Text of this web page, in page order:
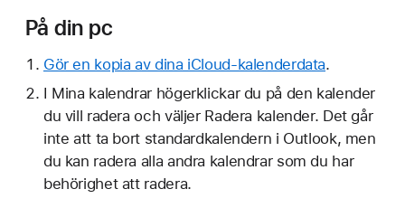
På din pc
Gör en kopia av dina iCloud-kalenderdata.
I Mina kalendrar högerklickar du på den kalender
du vill radera och väljer Radera kalender. Det går
inte att ta bort standardkalendern i Outlook, men
du kan radera alla andra kalendrar som du har
behörighet att radera.